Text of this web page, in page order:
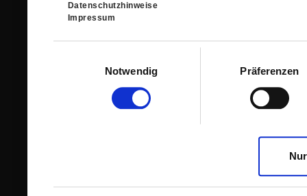
Datenschutzhinweise
Impressum
Notwendig
Präferenzen